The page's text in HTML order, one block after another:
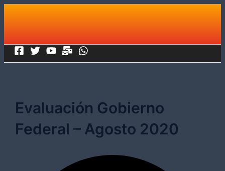
Ir
Evaluación Gobierno
Federal – Agosto 2020